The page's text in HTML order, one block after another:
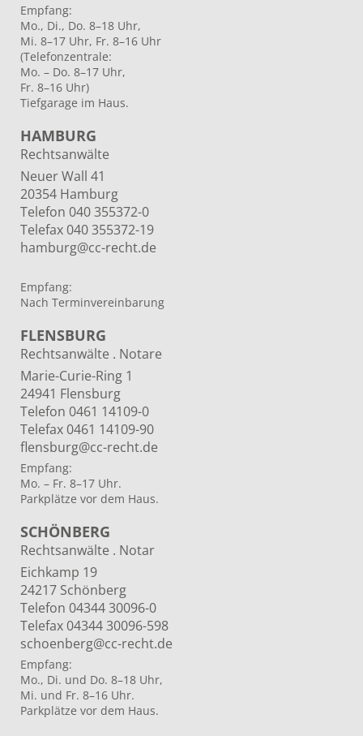
Empfang:
Mo., Di., Do. 8–18 Uhr,
Mi. 8–17 Uhr, Fr. 8–16 Uhr
(Telefonzentrale:
Mo. – Do. 8–17 Uhr,
Fr. 8–16 Uhr)
Tiefgarage im Haus.
HAMBURG
Rechtsanwälte
Neuer Wall 41
20354 Hamburg
Telefon 040 355372-0
Telefax 040 355372-19
hamburg@cc-recht.de
Empfang:
Nach Terminvereinbarung
FLENSBURG
Rechtsanwälte . Notare
Marie-Curie-Ring 1
24941 Flensburg
Telefon 0461 14109-0
Telefax 0461 14109-90
flensburg@cc-recht.de
Empfang:
Mo. – Fr. 8–17 Uhr.
Parkplätze vor dem Haus.
SCHÖNBERG
Rechtsanwälte . Notar
Eichkamp 19
24217 Schönberg
Telefon 04344 30096-0
Telefax 04344 30096-598
schoenberg@cc-recht.de
Empfang:
Mo., Di. und Do. 8–18 Uhr,
Mi. und Fr. 8–16 Uhr.
Parkplätze vor dem Haus.